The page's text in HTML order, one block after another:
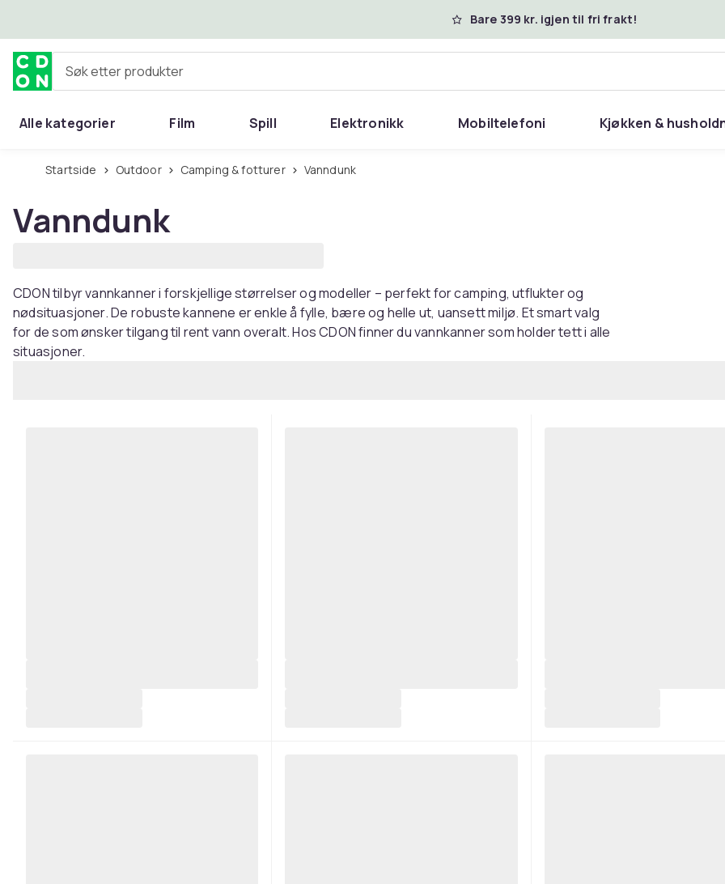
Bare 399 kr. igjen til fri frakt!
Søk etter produkter
Alle kategorier Film Spill Elektronikk Mobiltelefoni Kjøkken &
Startside Outdoor Camping & fotturer Vanndunk
Vanndunk
CDON tilbyr vannkanner i forskjellige størrelser og modeller – perfekt for camping, utflukter og
nødsituasjoner. De robuste kannene er enkle å fylle, bære og helle ut, uansett miljø. Et smart valg
for de som ønsker tilgang til rent vann overalt. Hos CDON finner du vannkanner som holder tett i alle
situasjoner.